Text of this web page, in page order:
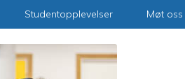
Studentopplevelser Møt oss